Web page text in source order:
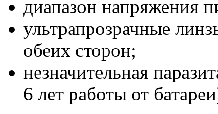
диапазон напряжения
ультрапрозрачные
обеих сторон;
незначительная
6 лет работы от